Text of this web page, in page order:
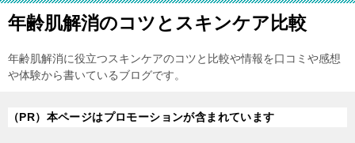
年齢肌解消のコツとスキンケア比較
年齢肌解消に役立つスキンケアのコツと比較や情報を口コミや感想
や体験から書いているブログです。
（PR）本ページはプロモーションが含まれています